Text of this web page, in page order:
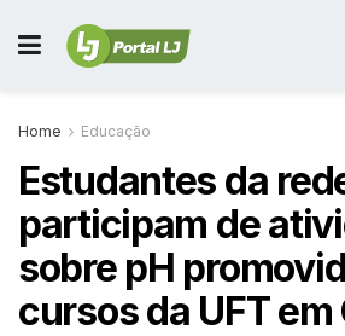
Home Educação
Estudantes da
participam de
sobre pH
cursos da UFT em